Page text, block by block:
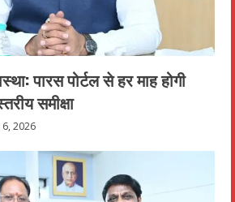
पारस पोर्टल से हर माह होगी
समीक्षा
2026